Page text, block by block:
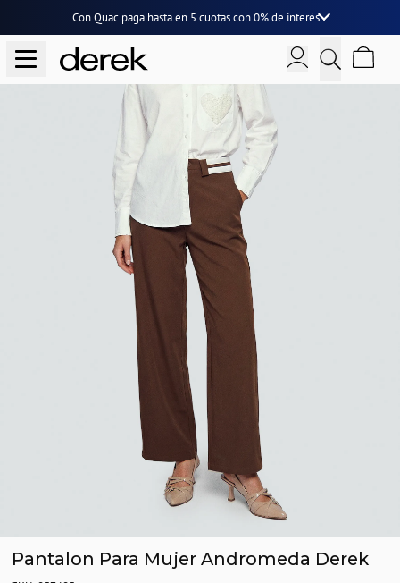
Con Quac paga hasta en 5 cuotascon0% de interés
Pantalon Para Mujer Andromeda Derek